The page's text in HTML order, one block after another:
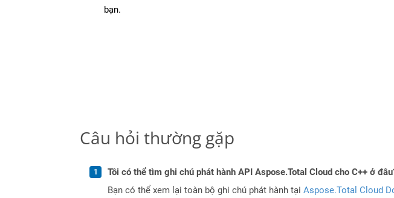
bạn.
Câu hỏi thường gặp
Tôi có thể tìm ghi chú phát hành API Aspose.Total Cloud cho C++ ở
Bạn có thể xem lại toàn bộ ghi chú phát hành tại Aspose.Total Cloud